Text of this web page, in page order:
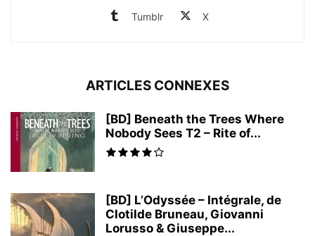
Tumblr X
ARTICLES CONNEXES
[BD] Beneath the Trees Where
Nobody Sees T2 – Rite of...
[BD] L’Odyssée – Intégrale, de
Clotilde Bruneau, Giovanni
Lorusso & Giuseppe...